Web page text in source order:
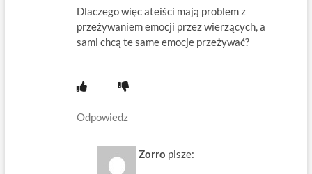
Dlaczego więc ateiści mają problem z
przeżywaniem emocji przez wierzących, a
sami chcą te same emocje przeżywać?
Odpowiedz
Zorro pisze: